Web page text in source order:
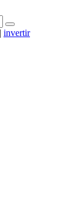
| invertir